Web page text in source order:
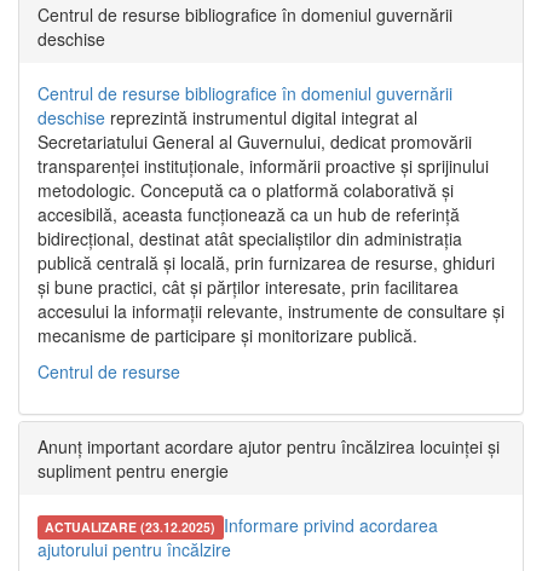
Centrul de resurse bibliografice în domeniul guvernării
deschise
Centrul de resurse bibliografice în domeniul guvernării
deschise reprezintă instrumentul digital integrat al
Secretariatului General al Guvernului, dedicat promovării
transparenței instituționale, informării proactive și sprijinului
metodologic. Concepută ca o platformă colaborativă și
accesibilă, aceasta funcționează ca un hub de referință
bidirecțional, destinat atât specialiștilor din administrația
publică centrală și locală, prin furnizarea de resurse, ghiduri
și bune practici, cât și părților interesate, prin facilitarea
accesului la informații relevante, instrumente de consultare și
mecanisme de participare și monitorizare publică.
Centrul de resurse
Anunț important acordare ajutor pentru încălzirea locuinței și
supliment pentru energie
ACTUALIZARE (23.12.2025) Informare privind acordarea
ajutorului pentru încălzire